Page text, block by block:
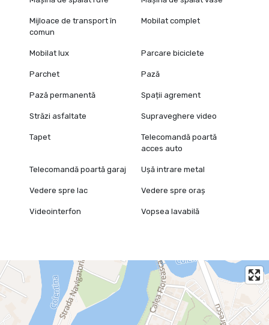
Mijloace de transport în
comun
Mobilat complet
Mobilat lux Parcare biciclete
Parchet Pază
Pază permanentă Spații agrement
Străzi asfaltate Supraveghere video
Tapet
Telecomandă poartă
acces auto
Telecomandă poartă garaj Ușă intrare metal
Vedere spre lac Vedere spre oraș
Videointerfon Vopsea lavabilă